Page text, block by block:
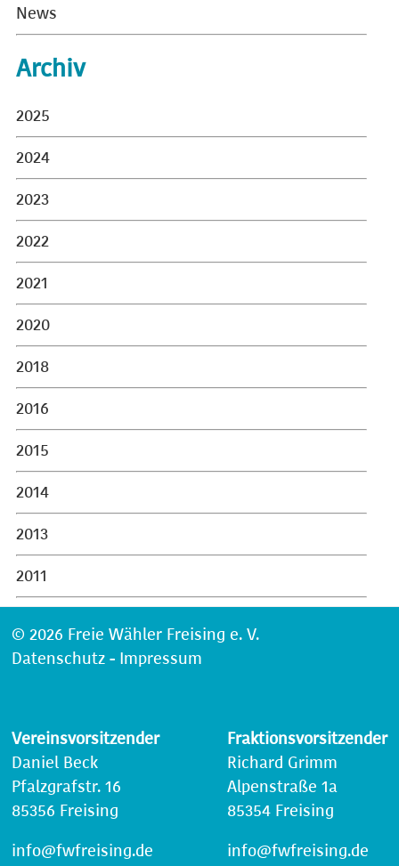
News
Archiv
2025
2024
2023
2022
2021
2020
2018
2016
2015
2014
2013
2011
© 2026 Freie Wähler Freising e. V.
Datenschutz - Impressum
Vereinsvorsitzender
Daniel Beck
Pfalzgrafstr. 16
85356 Freising
info@fwfreising.de
Fraktionsvorsitzender
Richard Grimm
Alpenstraße 1a
85354 Freising
info@fwfreising.de